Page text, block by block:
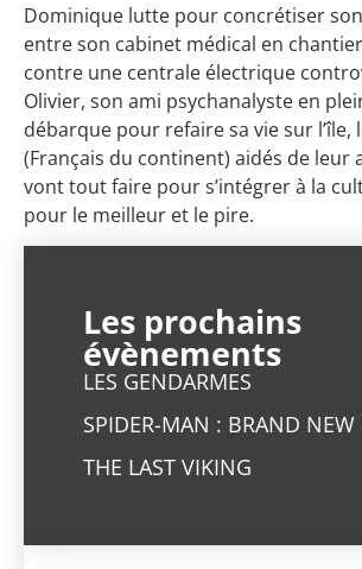
Dominique lutte pour concrétiser
entre son cabinet médical en
contre une centrale électrique
Olivier, son ami psychanalyste en
débarque pour refaire sa vie sur l’île,
(Français du continent) aidés de leur
vont tout faire pour s’intégrer à la
pour le meilleur et le pire.
Les prochains
évènements
LES GENDARMES
SPIDER-MAN : BRAND NEW
THE LAST VIKING